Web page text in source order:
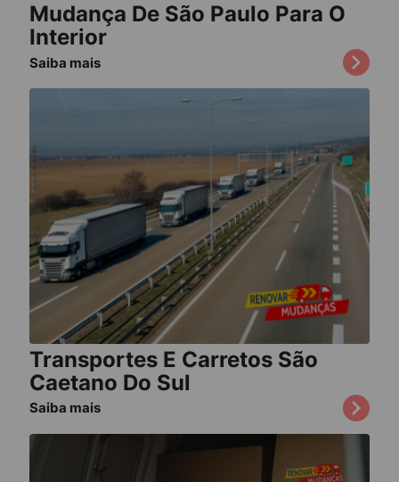
Mudança De São Paulo Para O
Interior
Saiba mais
Transportes E Carretos São
Caetano Do Sul
Saiba mais